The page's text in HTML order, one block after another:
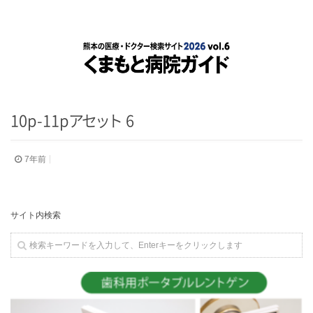
10p-11 pアセット 6
7年前
サイト内検索